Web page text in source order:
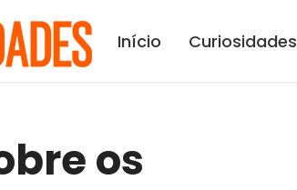
Início Curiosidades
os